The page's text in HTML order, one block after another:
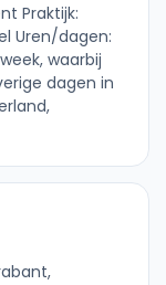
Praktijk:
Uren/dagen:
waarbij
dagen in